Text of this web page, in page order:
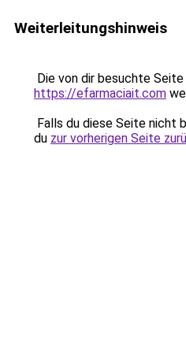
Weiterleitungshinweis
Die von dir besuchte
https://efarmaciait.com
Falls du diese Seite nicht
du zur vorherigen Seite